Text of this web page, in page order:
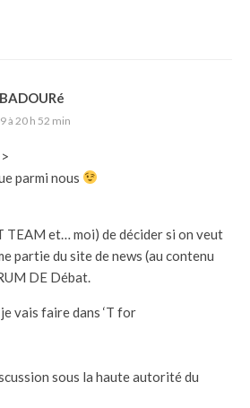
à 20 h 52 min
parmi nous
TEAM et… moi) de décider si on veut
partie du site de news (au contenu
DE Débat.
vais faire dans ‘T for
sous la haute autorité du